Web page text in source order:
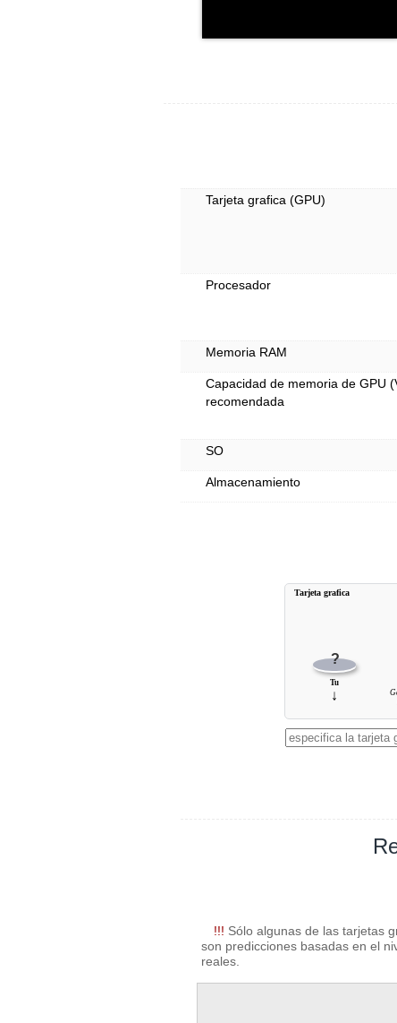
Tarjeta grafica (GPU)
Procesador
Memoria RAM
Capacidad de memoria de GPU
recomendada
SO
Almacenamiento
?
Tu
↓
Tarjeta grafica
!!! Sólo algunas de las tarjetas
son predicciones basadas en el
reales.